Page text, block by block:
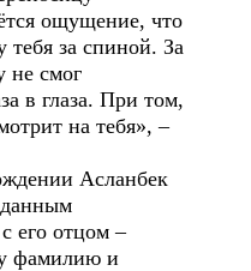
ощущение, что
тебя за спиной. За
не смог
в глаза. При том,
на тебя», –
Асланбек
его отцом –
фамилию и